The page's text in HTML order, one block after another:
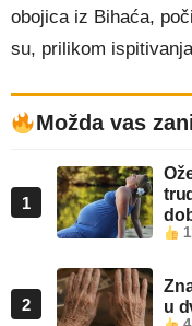
obojica iz Bihaća,
su, prilikom
Možda vas
1
2
u